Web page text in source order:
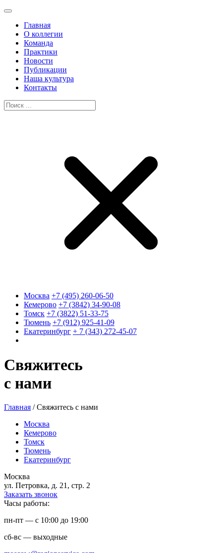
Главная
О коллегии
Команда
Практики
Новости
Публикации
Наша культура
Контакты
Москва +7 (495) 260-06-50
Кемерово +7 (3842) 34-90-08
Томск +7 (3822) 51-33-75
Тюмень +7 (912) 925-41-09
Екатеринбург + 7 (343) 272-45-07
Свяжитесь
с нами
Главная /Свяжитесь с нами
Москва
Кемерово
Томск
Тюмень
Екатеринбург
Москва
ул. Петровка, д. 21, стр. 2
Заказать звонок
Часы работы:
пн-пт — с 10:00 до 19:00
сб-вс — выходные